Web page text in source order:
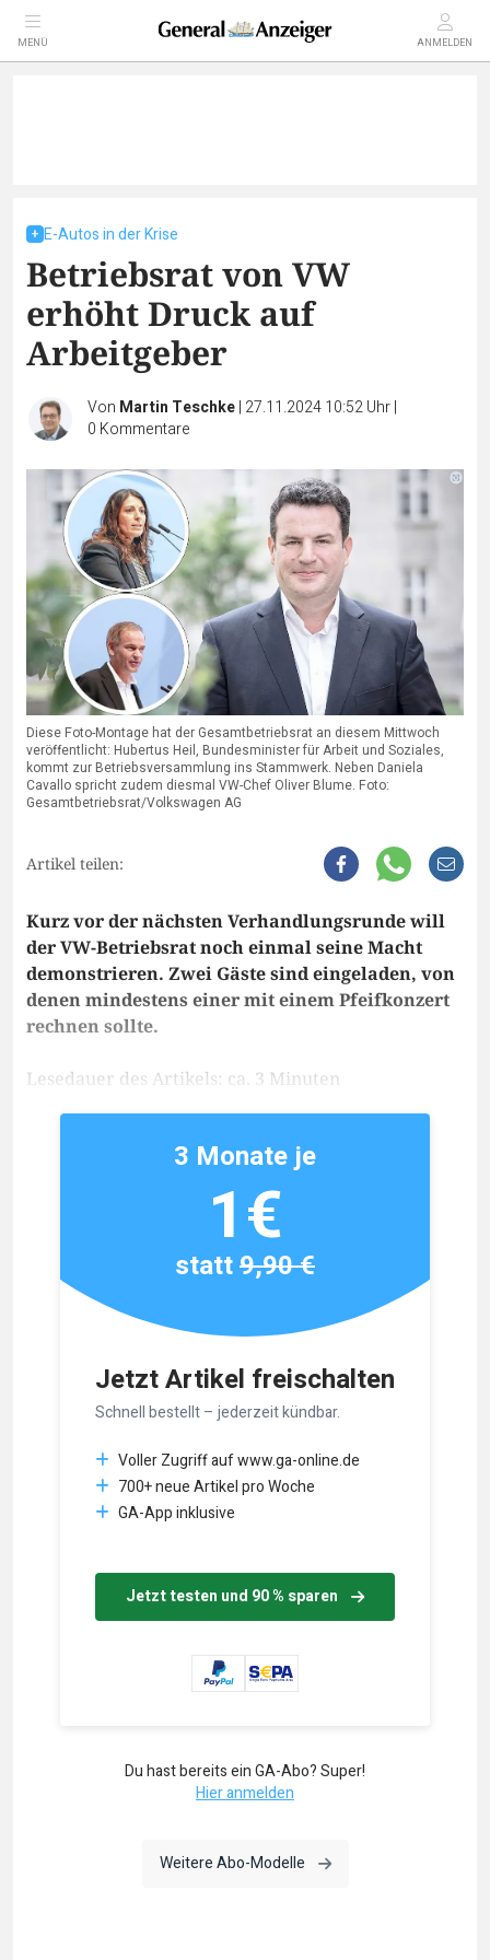
MENÜ ANMELDEN
E-Autos in der Krise
Betriebsrat von VW
erhöht Druck auf
Arbeitgeber
Von Martin Teschke| 27.11.2024 10:52 Uhr|
0 Kommentare
Diese Foto-Montage hat der Gesamtbetriebsrat an diesem Mittwoch
veröffentlicht: Hubertus Heil, Bundesminister für Arbeit und Soziales,
kommt zur Betriebsversammlung ins Stammwerk. Neben Daniela
Cavallo spricht zudem diesmal VW-Chef Oliver Blume. Foto:
Gesamtbetriebsrat/Volkswagen AG
Artikel teilen:
Kurz vor der nächsten Verhandlungsrunde will
der VW-Betriebsrat noch einmal seine Macht
demonstrieren. Zwei Gäste sind eingeladen, von
denen mindestens einer mit einem Pfeifkonzert
rechnen sollte.
Lesedauer des Artikels: ca. 3 Minuten
Jetzt Artikel freischalten
Schnell bestellt – jederzeit kündbar.
Voller Zugriff auf www.ga-online.de
700+ neue Artikel pro Woche
GA-App inklusive
Jetzt testen und 90 % sparen
3 Monate je
1€
statt9,90 €
Du hast bereits ein GA-Abo? Super!
Hier anmelden
Weitere Abo-Modelle